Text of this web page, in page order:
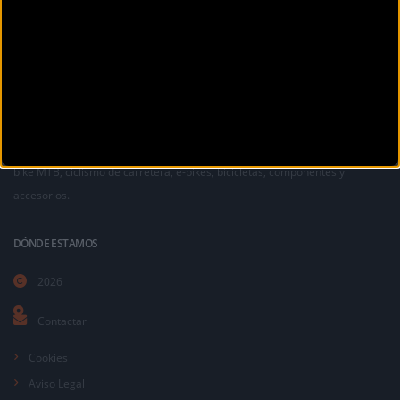
bike MTB, ciclismo de carretera, e-bikes, bicicletas, componentes y
accesorios.
DÓNDE ESTAMOS
2026
Contactar
Cookies
Aviso Legal